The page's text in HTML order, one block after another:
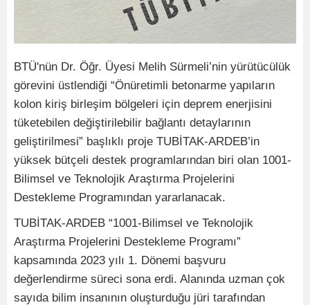
BTÜ'nün Dr. Öğr. Üyesi Melih Sürmeli’nin yürütücülük
görevini üstlendiği “Önüretimli betonarme yapıların
kolon kiriş birleşim bölgeleri için deprem enerjisini
tüketebilen değiştirilebilir bağlantı detaylarının
geliştirilmesi” başlıklı proje TUBİTAK-ARDEB’in
yüksek bütçeli destek programlarından biri olan 1001-
Bilimsel ve Teknolojik Araştırma Projelerini
Destekleme Programından yararlanacak.
TUBİTAK-ARDEB “1001-Bilimsel ve Teknolojik
Araştırma Projelerini Destekleme Programı”
kapsamında 2023 yılı 1. Dönemi başvuru
değerlendirme süreci sona erdi. Alanında uzman çok
sayıda bilim insanının oluşturduğu jüri tarafından